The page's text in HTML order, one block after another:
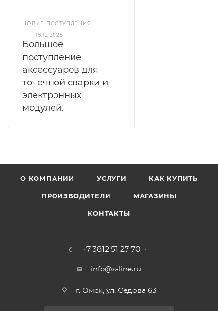
НОВЫЕ ПОСТУПЛЕНИЯ
—
18.12.2025
Большое
поступление
аксессуаров для
точечной сварки и
электронных
модулей.
О КОМПАНИИ УСЛУГИ КАК КУПИТЬ
ПРОИЗВОДИТЕЛИ МАГАЗИНЫ
КОНТАКТЫ
+7 3812 51 27 70
info@s-line.ru
г. Омск, ул. Седова 63